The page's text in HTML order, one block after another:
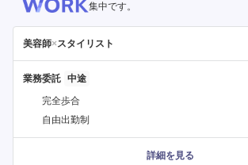
集中です。
美容師×スタイリスト
業務委託
完全歩合
自由出勤制
詳細を見る